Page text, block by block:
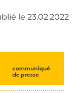
le 23.02.2022